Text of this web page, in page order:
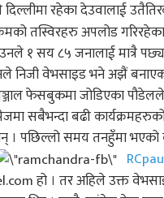
रहेका देउवालाई
तस्विरहरु अपलोड गरिरहेका
१ सय ८५ जनालाई मात्रै
निजी वेभसाइड भने अझैं
फेसबुकमा जोडिएका
बढी कार्यक्रमहरुको
। पछिल्लो समय तनहुँमा भएको
हो । तर अहिले उक्त